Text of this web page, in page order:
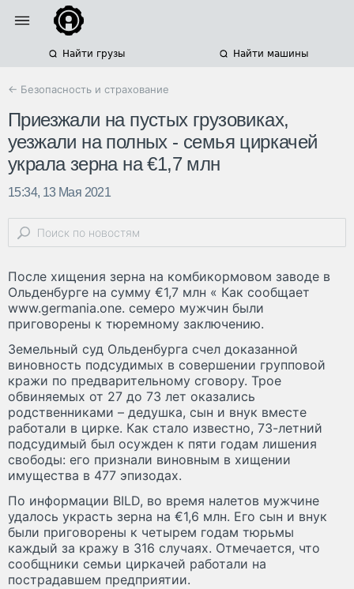
Найти грузы Найти машины
← Безопасность и страхование
Приезжали на пустых грузовиках,
уезжали на полных - семья циркачей
украла зерна на €1,7 млн
15:34, 13 Мая 2021
После хищения зерна на комбикормовом заводе в
Ольденбурге на сумму €1,7 млн « Как сообщает
www.germania.one. семеро мужчин были
приговорены к тюремному заключению.
Земельный суд Ольденбурга счел доказанной
виновность подсудимых в совершении групповой
кражи по предварительному сговору. Трое
обвиняемых от 27 до 73 лет оказались
родственниками – дедушка, сын и внук вместе
работали в цирке. Как стало известно, 73-летний
подсудимый был осужден к пяти годам лишения
свободы: его признали виновным в хищении
имущества в 477 эпизодах.
По информации BILD, во время налетов мужчине
удалось украсть зерна на €1,6 млн. Его сын и внук
были приговорены к четырем годам тюрьмы
каждый за кражу в 316 случаях. Отмечается, что
сообщники семьи циркачей работали на
пострадавшем предприятии.